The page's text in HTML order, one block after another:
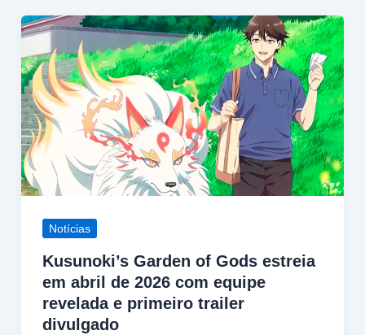
Notícias
Kusunoki’s Garden of Gods estreia
em abril de 2026 com equipe
revelada e primeiro trailer
divulgado